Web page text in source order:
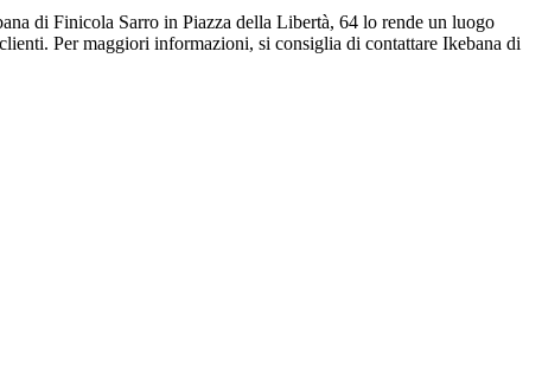
di Finicola Sarro in Piazza della Libertà, 64 lo rende un luogo
Per maggiori informazioni, si consiglia di contattare Ikebana di